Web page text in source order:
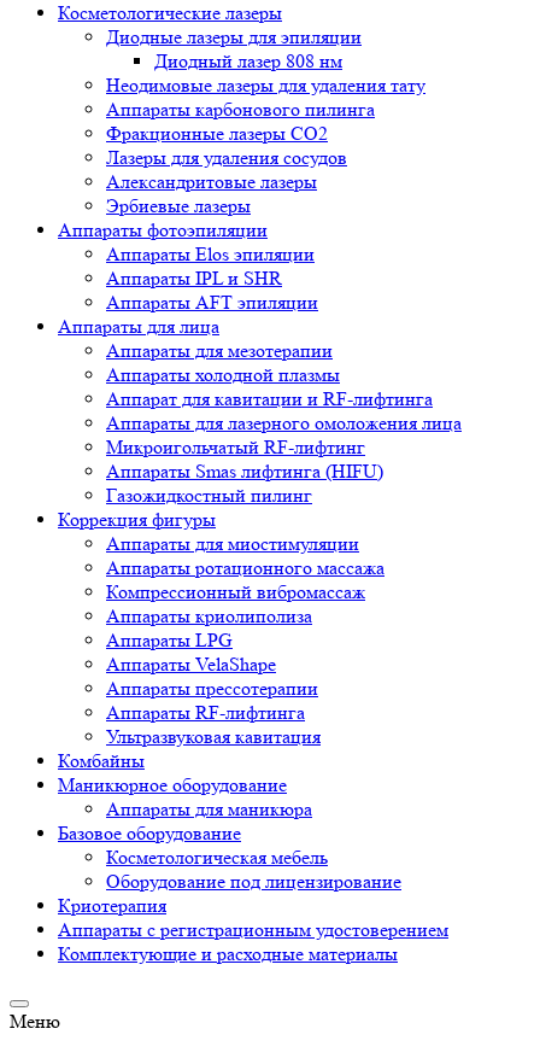
Косметологические лазеры
Диодные лазеры для эпиляции
Диодный лазер 808 нм
Неодимовые лазеры для удаления тату
Аппараты карбонового пилинга
Фракционные лазеры CO2
Лазеры для удаления сосудов
Александритовые лазеры
Эрбиевые лазеры
Аппараты фотоэпиляции
Аппараты Elos эпиляции
Аппараты IPL и SHR
Аппараты AFT эпиляции
Аппараты для лица
Аппараты для мезотерапии
Аппараты холодной плазмы
Аппарат для кавитации и RF-лифтинга
Аппараты для лазерного омоложения лица
Микроигольчатый RF-лифтинг
Аппараты Smas лифтинга (HIFU)
Газожидкостный пилинг
Коррекция фигуры
Аппараты для миостимуляции
Аппараты ротационного массажа
Компрессионный вибромассаж
Аппараты криолиполиза
Аппараты LPG
Аппараты VelaShape
Аппараты прессотерапии
Аппараты RF-лифтинга
Ультразвуковая кавитация
Комбайны
Маникюрное оборудование
Аппараты для маникюра
Базовое оборудование
Косметологическая мебель
Оборудование под лицензирование
Криотерапия
Аппараты c регистрационным удостоверением
Комплектующие и расходные материалы
Меню